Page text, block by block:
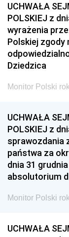
UCHWAŁA
POLSKIEJ z
wyrażenia
Polskiej zgody
Dziedzica
Monitor Polski
UCHWAŁA
POLSKIEJ z
sprawozdania
państwa za
dnia 31
absolutorium
Monitor Polski
UCHWAŁA